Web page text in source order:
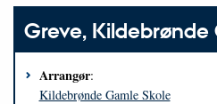
Greve, Kildebrønde
Arrangør:
Kildebrønde Gamle Skole